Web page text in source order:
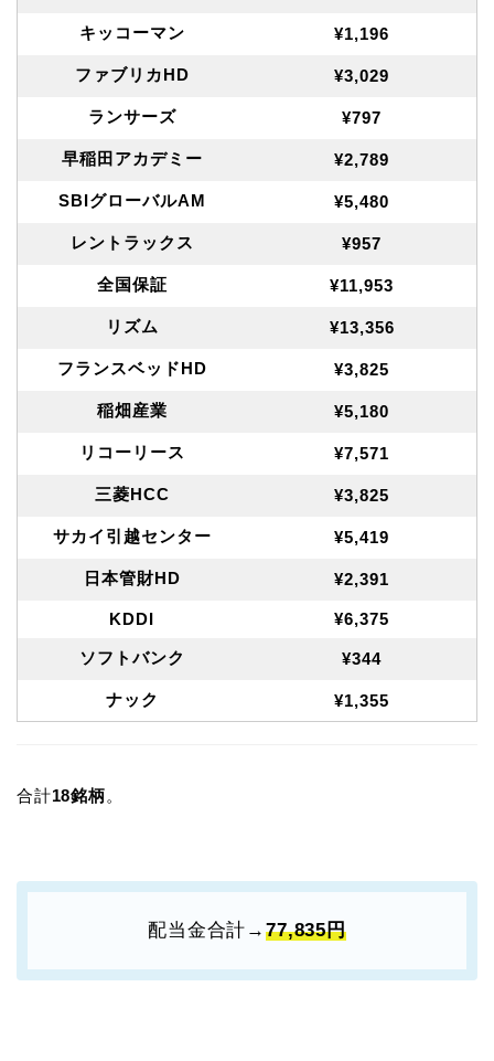
キッコーマン ¥1,196
ファブリカHD ¥3,029
ランサーズ ¥797
早稲田アカデミー ¥2,789
SBIグローバルAM ¥5,480
レントラックス ¥957
全国保証 ¥11,953
リズム ¥13,356
フランスベッドHD ¥3,825
稲畑産業 ¥5,180
リコーリース ¥7,571
三菱HCC ¥3,825
サカイ引越センター ¥5,419
日本管財HD ¥2,391
KDDI ¥6,375
ソフトバンク ¥344
ナック ¥1,355
合計18銘柄。
配当金合計→77,835円